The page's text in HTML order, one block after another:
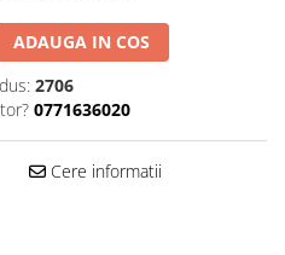
ADAUGA IN COS
2706
0771636020
Cere informatii